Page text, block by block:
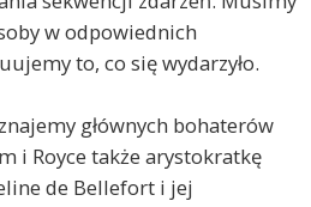
w odpowiednich
to, co się wydarzyło.
głównych bohaterów
i Royce także arystokratkę
de Bellefort i jej